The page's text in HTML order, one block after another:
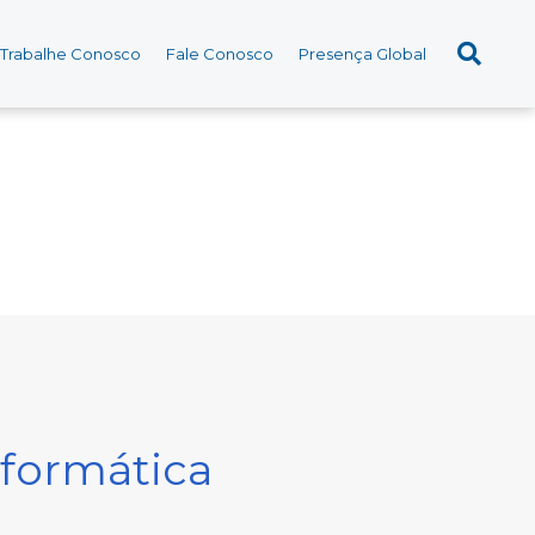
Trabalhe Conosco Fale Conosco Presença Global